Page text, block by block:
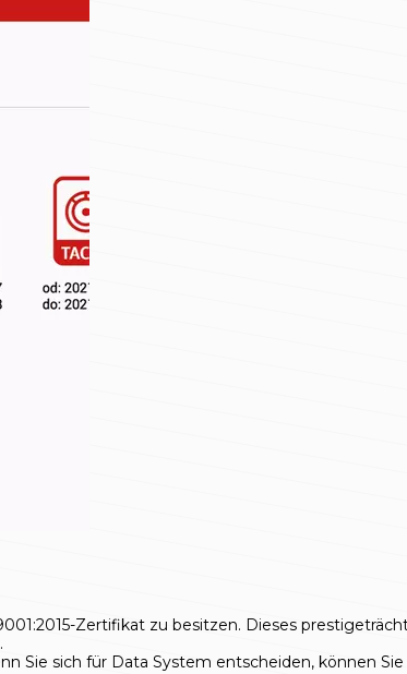
Zertifikat zu besitzen. Dieses
Sie sich für Data System entscheiden, können Sie